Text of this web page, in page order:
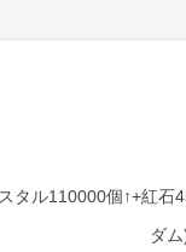
タル110000個↑+紅石
ダ